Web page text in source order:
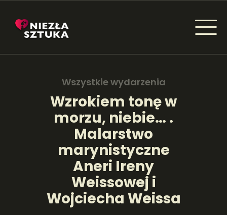
Wszystkie wydarzenia
Wzrokiem tonę w
morzu, niebie… .
Malarstwo
marynistyczne
Aneri Ireny
Weissowej i
Wojciecha Weissa
NIEZŁA SZTUKA - NEWSY
AKTUALNOŚCI
WYDARZENIA
ARTYKUŁY
INSPIRACJE
KSIĄŻKI